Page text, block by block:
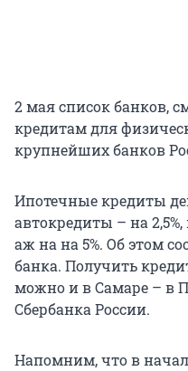
2 мая список банков,
кредитам для
крупнейших банков
Ипотечные кредиты
автокредиты – на
аж на на 5%. Об этом
банка. Получить
можно и в Самаре – в
Сбербанка России.
Напомним, что в